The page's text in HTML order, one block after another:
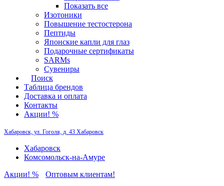
Показать все
Изотоники
Повышение тестостерона
Пептиды
Японские капли для глаз
Подарочные сертификаты
SARMs
Сувениры
Поиск
Таблица брендов
Доставка и оплата
Контакты
Акции! %
Хабаровск, ул. Гоголя, д. 43 Хабаровск
Хабаровск
Комсомольск-на-Амуре
Акции! %
Оптовым клиентам!